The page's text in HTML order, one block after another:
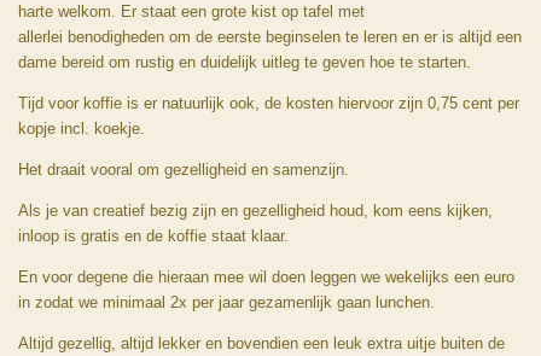
harte welkom. Er staat een grote kist op tafel met
allerlei benodigheden om de eerste beginselen te leren en er is altijd een
dame bereid om rustig en duidelijk uitleg te geven hoe te starten.
Tijd voor koffie is er natuurlijk ook, de kosten hiervoor zijn 0,75 cent per
kopje incl. koekje.
Het draait vooral om gezelligheid en samenzijn.
Als je van creatief bezig zijn en gezelligheid houd, kom eens kijken,
inloop is gratis en de koffie staat klaar.
En voor degene die hieraan mee wil doen leggen we wekelijks een euro
in zodat we minimaal 2x per jaar gezamenlijk gaan lunchen.
Altijd gezellig, altijd lekker en bovendien een leuk extra uitje buiten de